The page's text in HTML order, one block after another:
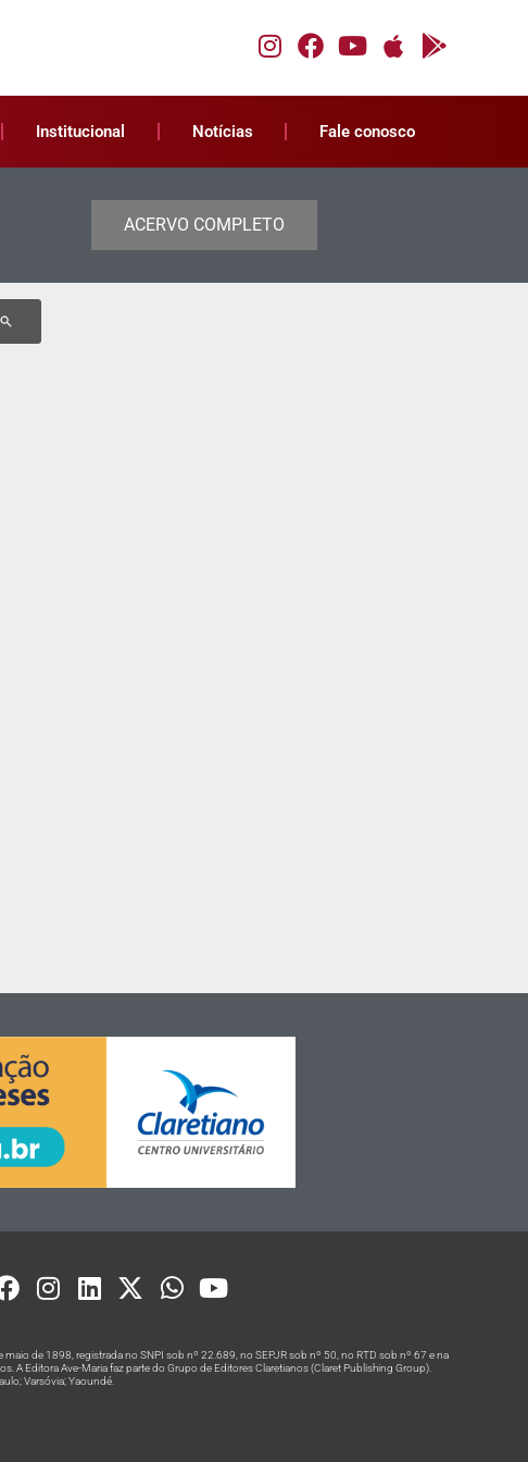
Institucional Notícias Fale conosco
ACERVO COMPLETO
de 1898, registrada no SNPI sob nº 22.689, no SEPJR sob nº 50, no RTD sob nº 67 e na
A Editora Ave-Maria faz parte do Grupo de Editores Claretianos (Claret Publishing Group).
Varsóvia; Yaoundé.